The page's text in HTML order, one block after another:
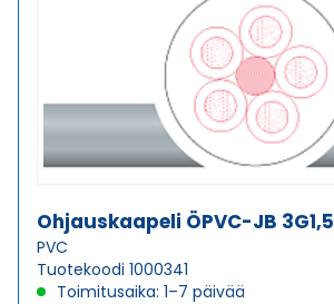
Ohjauskaapeli ÖPVC-JB 3G1,5
PVC
Tuotekoodi 1000341
Toimitusaika: 1–7 päivää